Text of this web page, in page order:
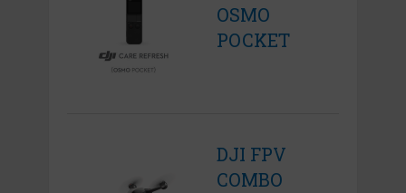
OSMO
POCKET
DJI FPV
COMBO